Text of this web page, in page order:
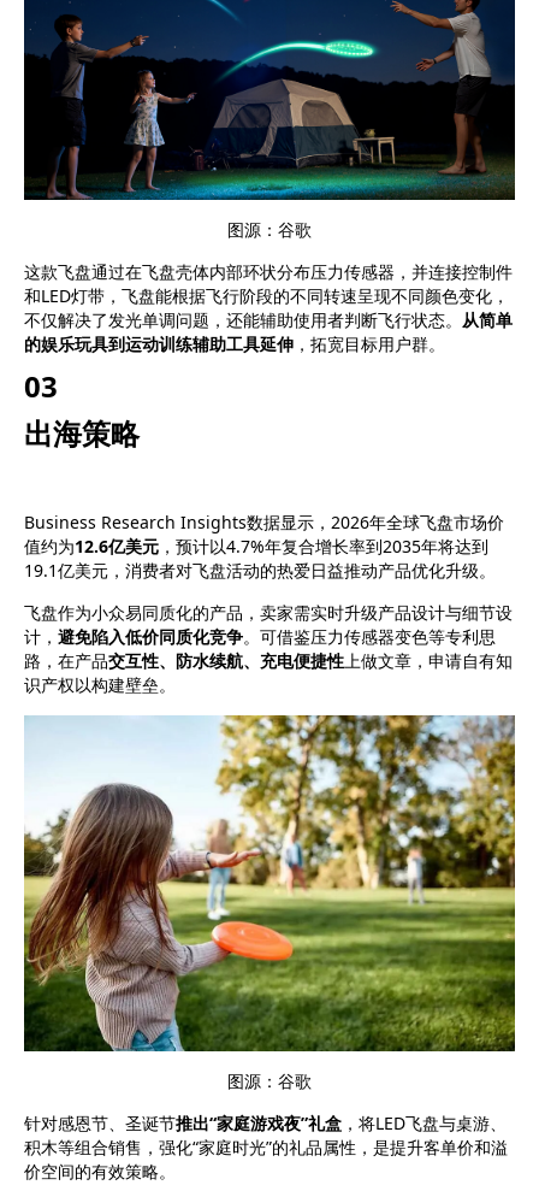
图源：谷歌
这款飞盘通过在飞盘壳体内部环状分布压力传感器，并连接控制件
和LED灯带，飞盘能根据飞行阶段的不同转速呈现不同颜色变化，
不仅解决了发光单调问题，还能辅助使用者判断飞行状态。 从简单
的娱乐玩具到运动训练辅助工具延伸 ，拓宽目标用户群。
03
出海策略
Business Research Insights数据显示，2026年全球飞盘市场价
值约为12.6亿美元 ，预计以4.7%年复合增长率到2035年将达到
19.1亿美元，消费者对飞盘活动的热爱日益推动产品优化升级。
飞盘作为小众易同质化的产品，卖家需实时升级产品设计与细节设
计， 避免陷入低价同质化竞争。可借鉴压力传感器变色等专利思
路，在产品交互性、防水续航、充电便捷性上做文章，申请自有知
识产权以构建壁垒。
图源：谷歌
针对感恩节、圣诞节推出“家庭游戏夜”礼盒 ，将LED飞盘与桌游、
积木等组合销售，强化“家庭时光”的礼品属性，是提升客单价和溢
价空间的有效策略。